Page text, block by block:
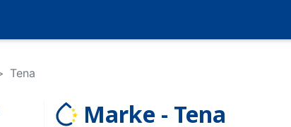
Tena
Marke - Tena